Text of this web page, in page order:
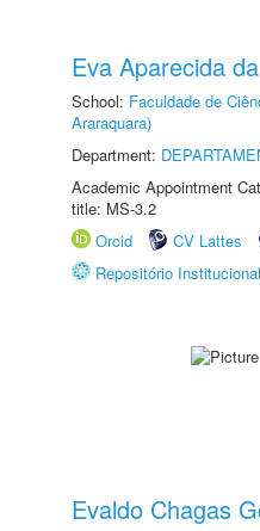
Eva Aparecida
School: Faculdade de
Araraquara)
Department:
Academic Appointment
title: MS-3.2
Orcid
CV Lattes
Repositório
Evaldo Chagas